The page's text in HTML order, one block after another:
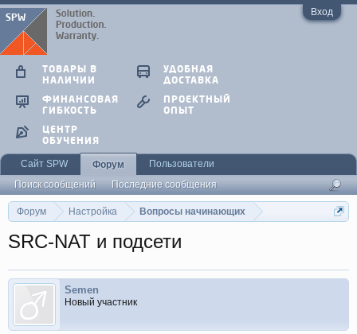
Вход
Форум Настройка Вопросы начинающих
SRC-NAT и подсети
Semen
Новый участник
ТОВАРЫ В
НАЛИЧИИ
УДОБНАЯ
ДОСТАВКА
ФИНАНСОВАЯ
ГИБКОСТЬ
ПРОЕКТНЫЙ
ОПЫТ
ЦЕНТР
ОБУЧЕНИЯ
Сайт SPW
Форум
Поиск сообщений
Последние сообщения
Пользователи